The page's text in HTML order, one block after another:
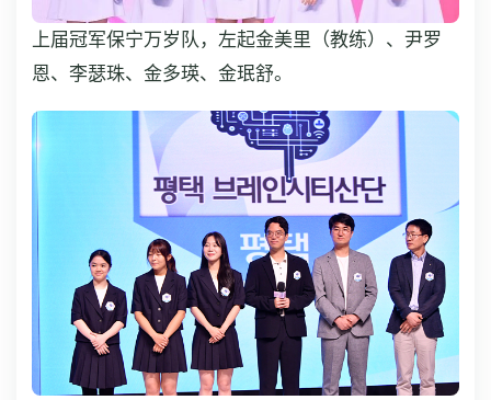
上届冠军保宁万岁队，左起金美里（教练）、尹罗
恩、李瑟珠、金多瑛、金珉舒。